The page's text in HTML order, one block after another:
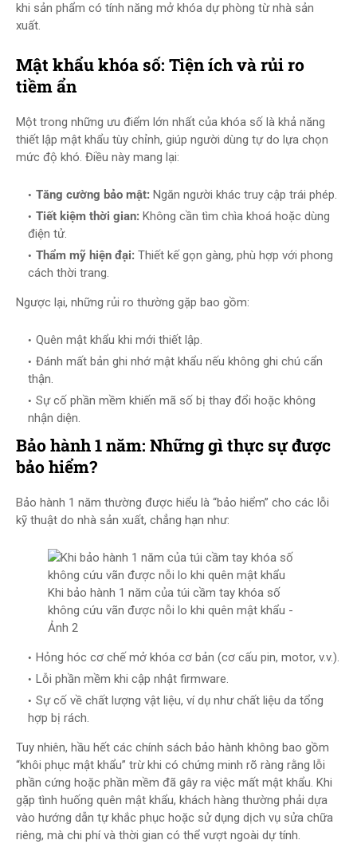
khi sản phẩm có tính năng mở khóa dự phòng từ nhà sản
xuất.
Mật khẩu khóa số: Tiện ích và rủi ro
tiềm ẩn
Một trong những ưu điểm lớn nhất của khóa số là khả năng
thiết lập mật khẩu tùy chỉnh, giúp người dùng tự do lựa chọn
mức độ khó. Điều này mang lại:
Tăng cường bảo mật: Ngăn người khác truy cập trái phép.
Tiết kiệm thời gian: Không cần tìm chìa khoá hoặc dùng
điện tử.
Thẩm mỹ hiện đại: Thiết kế gọn gàng, phù hợp với phong
cách thời trang.
Ngược lại, những rủi ro thường gặp bao gồm:
Quên mật khẩu khi mới thiết lập.
Đánh mất bản ghi nhớ mật khẩu nếu không ghi chú cẩn
thận.
Sự cố phần mềm khiến mã số bị thay đổi hoặc không
nhận diện.
Bảo hành 1 năm: Những gì thực sự được
bảo hiểm?
Bảo hành 1 năm thường được hiểu là “bảo hiểm” cho các lỗi
kỹ thuật do nhà sản xuất, chẳng hạn như:
Khi bảo hành 1 năm của túi cầm tay khóa số
không cứu vãn được nỗi lo khi quên mật khẩu -
Ảnh 2
Hỏng hóc cơ chế mở khóa cơ bản (cơ cấu pin, motor, v.v.).
Lỗi phần mềm khi cập nhật firmware.
Sự cố về chất lượng vật liệu, ví dụ như chất liệu da tổng
hợp bị rách.
Tuy nhiên, hầu hết các chính sách bảo hành không bao gồm
“khôi phục mật khẩu” trừ khi có chứng minh rõ ràng rằng lỗi
phần cứng hoặc phần mềm đã gây ra việc mất mật khẩu. Khi
gặp tình huống quên mật khẩu, khách hàng thường phải dựa
vào hướng dẫn tự khắc phục hoặc sử dụng dịch vụ sửa chữa
riêng, mà chi phí và thời gian có thể vượt ngoài dự tính.